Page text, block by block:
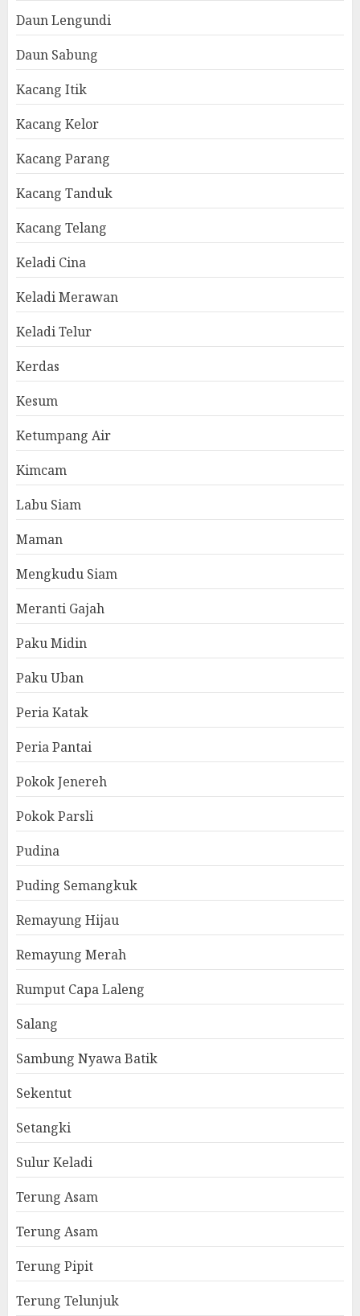
Daun Lengundi
Daun Sabung
Kacang Itik
Kacang Kelor
Kacang Parang
Kacang Tanduk
Kacang Telang
Keladi Cina
Keladi Merawan
Keladi Telur
Kerdas
Kesum
Ketumpang Air
Kimcam
Labu Siam
Maman
Mengkudu Siam
Meranti Gajah
Paku Midin
Paku Uban
Peria Katak
Peria Pantai
Pokok Jenereh
Pokok Parsli
Pudina
Puding Semangkuk
Remayung Hijau
Remayung Merah
Rumput Capa Laleng
Salang
Sambung Nyawa Batik
Sekentut
Setangki
Sulur Keladi
Terung Asam
Terung Asam
Terung Pipit
Terung Telunjuk